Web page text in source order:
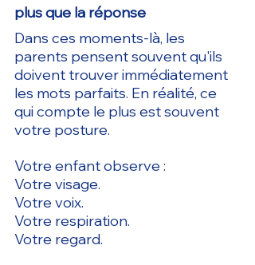
plus que la réponse
Dans ces moments-là, les
parents pensent souvent qu'ils
doivent trouver immédiatement
les mots parfaits. En réalité, ce
qui compte le plus est souvent
votre posture.
Votre enfant observe :
Votre visage.
Votre voix.
Votre respiration.
Votre regard.